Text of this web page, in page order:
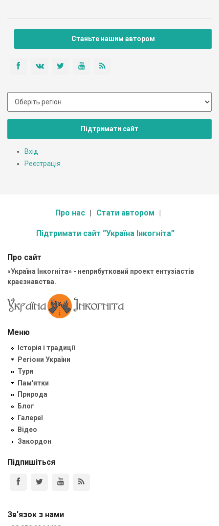
Станьте нашим автором
Підтримати сайт
Вхід
Реєстрація
Про нас Стати автором
Підтримати сайт “Україна Інкогніта”
Про сайт
«Україна Інкогніта» - неприбутковий проект ентузіастів
краєзнавства.
Меню
Історія і традиції
Регіони України
Тури
Пам'ятки
Природа
Блог
Галереї
Відео
Закордон
Підпишіться
Зв'язок з нами